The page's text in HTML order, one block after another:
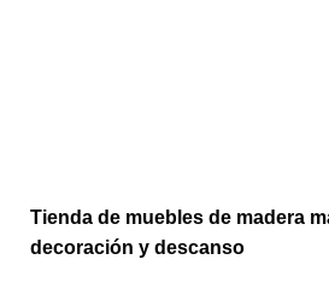
Tienda de muebles de madera
decoración y descanso